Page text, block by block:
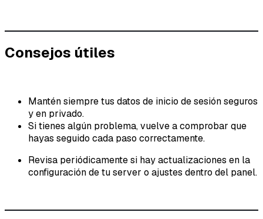
Consejos útiles
Mantén siempre tus datos de inicio de sesión seguros
y en privado.
Si tienes algún problema, vuelve a comprobar que
hayas seguido cada paso correctamente.
Revisa periódicamente si hay actualizaciones en la
configuración de tu server o ajustes dentro del panel.